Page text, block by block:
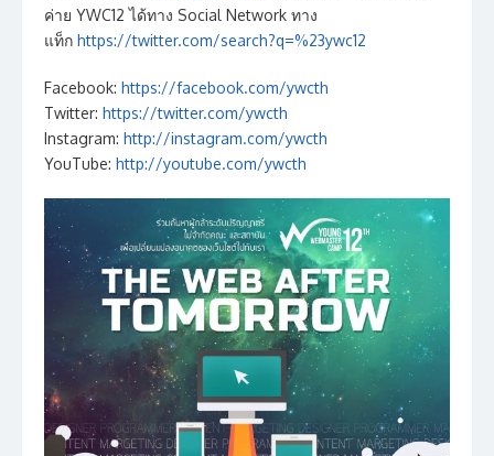
ค่าย YWC12 ได้ทาง Social Network ทาง
แท็ก https://twitter.com/search?q=%23ywc12
Facebook: https://facebook.com/ywcth
Twitter: https://twitter.com/ywcth
Instagram: http://instagram.com/ywcth
YouTube: http://youtube.com/ywcth